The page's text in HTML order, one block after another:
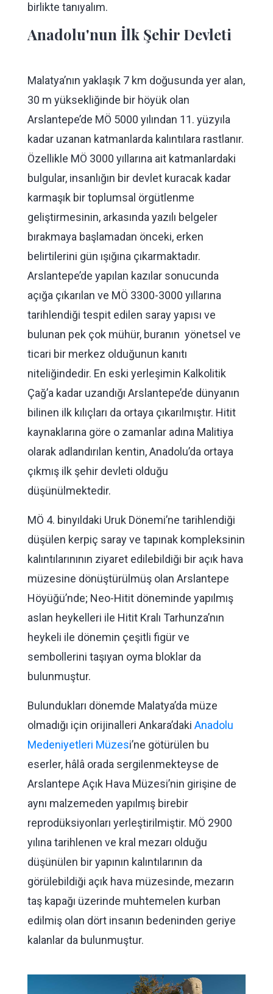
birlikte tanıyalım.
Anadolu'nun İlk Şehir Devleti
Malatya’nın yaklaşık 7 km doğusunda yer alan,
30 m yüksekliğinde bir höyük olan
Arslantepe’de MÖ 5000 yılından 11. yüzyıla
kadar uzanan katmanlarda kalıntılara rastlanır.
Özellikle MÖ 3000 yıllarına ait katmanlardaki
bulgular, insanlığın bir devlet kuracak kadar
karmaşık bir toplumsal örgütlenme
geliştirmesinin, arkasında yazılı belgeler
bırakmaya başlamadan önceki, erken
belirtilerini gün ışığına çıkarmaktadır.
Arslantepe’de yapılan kazılar sonucunda
açığa çıkarılan ve MÖ 3300-3000 yıllarına
tarihlendiği tespit edilen saray yapısı ve
bulunan pek çok mühür, buranın yönetsel ve
ticari bir merkez olduğunun kanıtı
niteliğindedir. En eski yerleşimin Kalkolitik
Çağ’a kadar uzandığı Arslantepe’de dünyanın
bilinen ilk kılıçları da ortaya çıkarılmıştır. Hitit
kaynaklarına göre o zamanlar adına Malitiya
olarak adlandırılan kentin, Anadolu’da ortaya
çıkmış ilk şehir devleti olduğu
düşünülmektedir.
MÖ 4. binyıldaki Uruk Dönemi’ne tarihlendiği
düşülen kerpiç saray ve tapınak kompleksinin
kalıntılarınının ziyaret edilebildiği bir açık hava
müzesine dönüştürülmüş olan Arslantepe
Höyüğü’nde; Neo-Hitit döneminde yapılmış
aslan heykelleri ile Hitit Kralı Tarhunza’nın
heykeli ile dönemin çeşitli figür ve
sembollerini taşıyan oyma bloklar da
bulunmuştur.
Bulundukları dönemde Malatya’da müze
olmadığı için orijinalleri Ankara’daki Anadolu
Medeniyetleri Müzesi’ne götürülen bu
eserler, hâlâ orada sergilenmekteyse de
Arslantepe Açık Hava Müzesi’nin girişine de
aynı malzemeden yapılmış birebir
reprodüksiyonları yerleştirilmiştir. MÖ 2900
yılına tarihlenen ve kral mezarı olduğu
düşünülen bir yapının kalıntılarının da
görülebildiği açık hava müzesinde, mezarın
taş kapağı üzerinde muhtemelen kurban
edilmiş olan dört insanın bedeninden geriye
kalanlar da bulunmuştur.